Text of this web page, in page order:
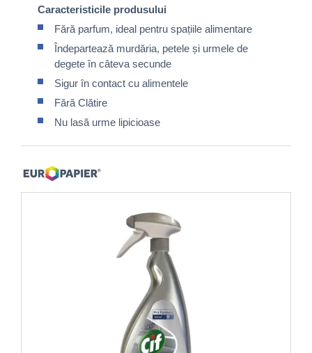
Caracteristicile produsului
Fără parfum, ideal pentru spațiile alimentare
Îndepartează murdăria, petele și urmele de
degete în câteva secunde
Sigur în contact cu alimentele
Fără Clătire
Nu lasă urme lipicioase